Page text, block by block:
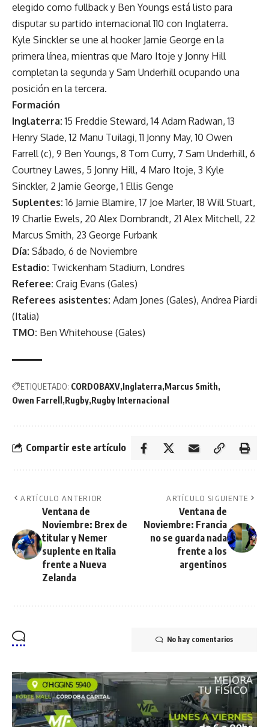
elegido como fullback y Ben Youngs está listo para
disputar su partido internacional 110 con Inglaterra.
Kyle Sinckler se une al hooker Jamie George en la
primera línea, mientras que Maro Itoje y Jonny Hill
completan la segunda y Sam Underhill ocupando una
posición en la tercera.
Formación
Inglaterra: 15 Freddie Steward, 14 Adam Radwan, 13
Henry Slade, 12 Manu Tuilagi, 11 Jonny May, 10 Owen
Farrell (c), 9 Ben Youngs, 8 Tom Curry, 7 Sam Underhill, 6
Courtney Lawes, 5 Jonny Hill, 4 Maro Itoje, 3 Kyle
Sinckler, 2 Jamie George, 1 Ellis Genge
Suplentes: 16 Jamie Blamire, 17 Joe Marler, 18 Will Stuart,
19 Charlie Ewels, 20 Alex Dombrandt, 21 Alex Mitchell, 22
Marcus Smith, 23 George Furbank
Día: Sábado, 6 de Noviembre
Estadio: Twickenham Stadium, Londres
Referee: Craig Evans (Gales)
Referees asistentes: Adam Jones (Gales), Andrea Piardi
(Italia)
TMO: Ben Whitehouse (Gales)
ETIQUETADO: CORDOBAXV Inglaterra Marcus Smith
Owen Farrell
Rugby Rugby Internacional
Compartir este artículo
ARTÍCULO ANTERIOR
Ventana de
Noviembre: Brex de
titular y Nemer
suplente en Italia
frente a Nueva
Zelanda
ARTÍCULO SIGUIENTE
Ventana de
Noviembre: Francia
no se guarda nada
frente a los
argentinos
No hay comentarios